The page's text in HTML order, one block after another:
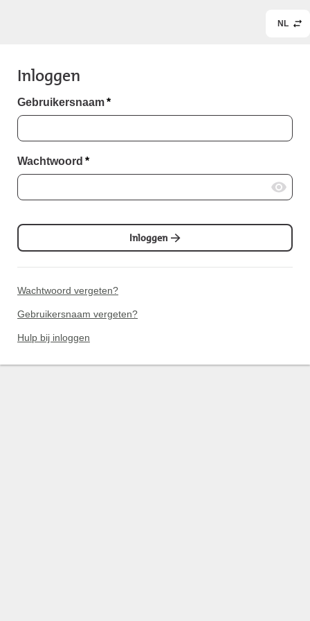
NL
Inloggen
Gebruikersnaam*
Wachtwoord *
Inloggen
Wachtwoord vergeten?
Gebruikersnaam vergeten?
Hulp bij inloggen